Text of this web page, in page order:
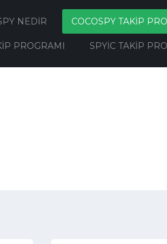
NEDIR COCOSPY TAKIP
PROGRAMI SPYIC TAKIP